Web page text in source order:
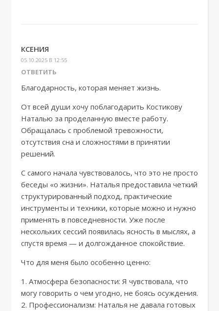
КСЕНИЯ
05.10.2025 В 12:55
ОТВЕТИТЬ
Благодарность, которая меняет жизнь.
От всей души хочу поблагодарить Костикову
Наталью за проделанную вместе работу.
Обращалась с проблемой тревожности,
отсутствия сна и сложностями в принятии
решений.
С самого начала чувствовалось, что это не просто
беседы «о жизни». Наталья предоставила четкий
структурированный подход, практические
инструменты и техники, которые можно и нужно
применять в повседневности. Уже после
нескольких сессий появилась ясность в мыслях, а
спустя время — и долгожданное спокойствие.
Что для меня было особенно ценно:
1. Атмосфера безопасности: Я чувствовала, что
могу говорить о чем угодно, не боясь осуждения.
2. Профессионализм: Наталья не давала готовых